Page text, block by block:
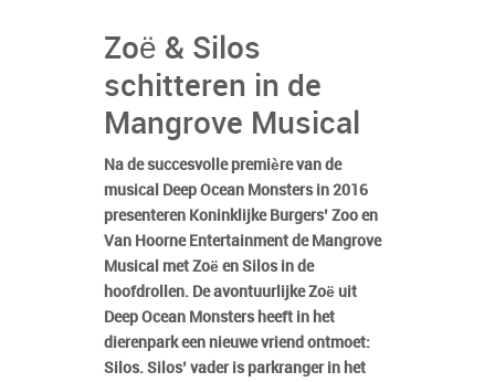
Zoë & Silos
schitteren in de
Mangrove Musical
Na de succesvolle première van de
musical Deep Ocean Monsters in 2016
presenteren Koninklijke Burgers’ Zoo en
Van Hoorne Entertainment de Mangrove
Musical met Zoë en Silos in de
hoofdrollen. De avontuurlijke Zoë uit
Deep Ocean Monsters heeft in het
dierenpark een nieuwe vriend ontmoet:
Silos. Silos’ vader is parkranger in het